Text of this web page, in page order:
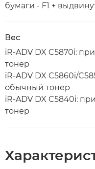
бумаги - F1 +
Вес
iR-ADV DX C5870i:
тонер
iR-ADV DX C5860i/
обычный тонер
iR-ADV DX C5840i:
тонер